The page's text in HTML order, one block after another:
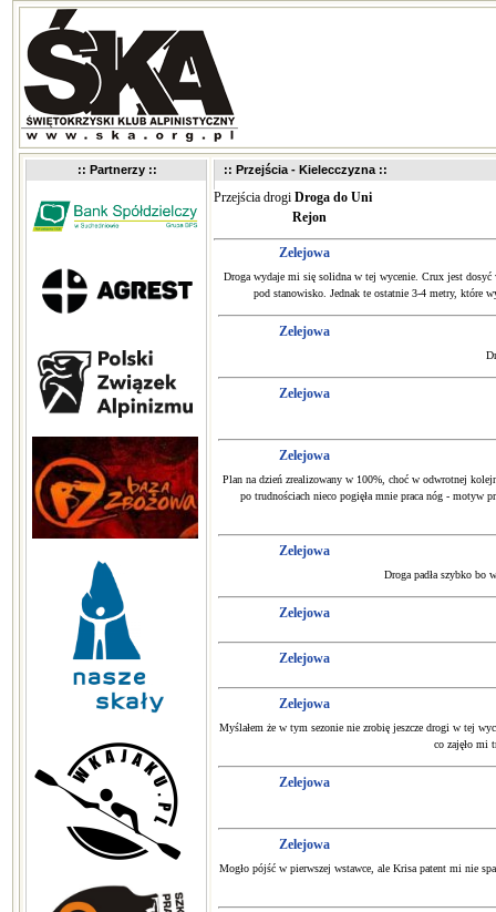
:: Partnerzy :: :: Przejścia - Kielecczyzna ::
Przejścia drogi Droga do Uni
Rejon
Zelejowa
Droga wydaje mi się solidna w tej wycenie. Crux jest dosyć
pod stanowisko. Jednak te ostatnie 3-4 metry, które
Zelejowa
Zelejowa
Zelejowa
Plan na dzień zrealizowany w 100%, choć w odwrotnej
po trudnościach nieco pogięła mnie praca nóg - motyw
Zelejowa
Droga padła szybko bo
Zelejowa
Zelejowa
Zelejowa
Myślałem że w tym sezonie nie zrobię jeszcze drogi w tej
co zajęło mi
Zelejowa
Zelejowa
Mogło pójść w pierwszej wstawce, ale Krisa patent mi nie